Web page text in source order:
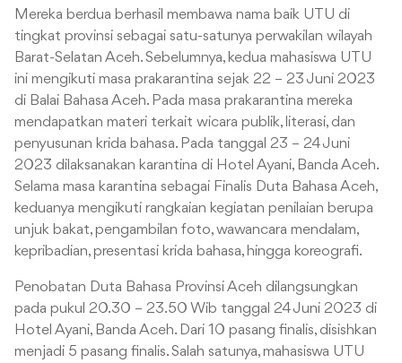
Mereka berdua berhasil membawa nama baik UTU di
tingkat provinsi sebagai satu-satunya perwakilan wilayah
Barat-Selatan Aceh. Sebelumnya, kedua mahasiswa UTU
ini mengikuti masa prakarantina sejak 22 – 23 Juni 2023
di Balai Bahasa Aceh. Pada masa prakarantina mereka
mendapatkan materi terkait wicara publik, literasi, dan
penyusunan krida bahasa. Pada tanggal 23 – 24 Juni
2023 dilaksanakan karantina di Hotel Ayani, Banda Aceh.
Selama masa karantina sebagai Finalis Duta Bahasa Aceh,
keduanya mengikuti rangkaian kegiatan penilaian berupa
unjuk bakat, pengambilan foto, wawancara mendalam,
kepribadian, presentasi krida bahasa, hingga koreografi.
Penobatan Duta Bahasa Provinsi Aceh dilangsungkan
pada pukul 20.30 – 23.50 Wib tanggal 24 Juni 2023 di
Hotel Ayani, Banda Aceh. Dari 10 pasang finalis, disishkan
menjadi 5 pasang finalis. Salah satunya, mahasiswa UTU